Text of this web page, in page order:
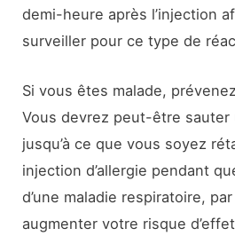
demi-heure après l’injection
surveiller pour ce type de
Si vous êtes malade,
Vous devrez peut-être sauter
jusqu’à ce que vous soyez
injection d’allergie pendant
d’une maladie respiratoire,
augmenter votre risque